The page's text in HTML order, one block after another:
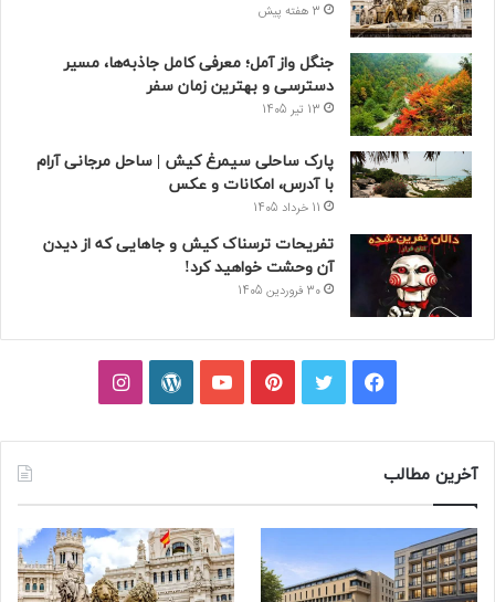
3 هفته پیش
جنگل واز آمل؛ معرفی کامل جاذبه‌ها، مسیر
دسترسی و بهترین زمان سفر
13 تیر 1405
پارک ساحلی سیمرغ کیش | ساحل مرجانی آرام
با آدرس، امکانات و عکس
11 خرداد 1405
تفریحات ترسناک کیش و جاهایی که از دیدن
آن وحشت خواهید کرد!
30 فروردین 1405
فیسبوکتوییترپینتریستیوتیوبوردپرساینستاگرام
آخرین مطالب